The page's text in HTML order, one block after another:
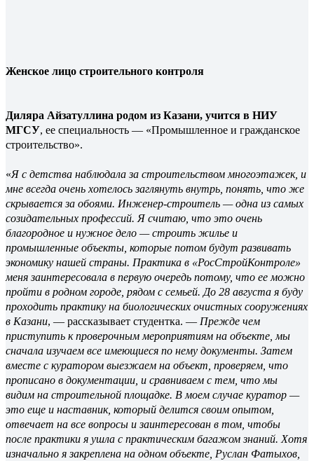
Женское лицо строительного контроля
Диляра Айзатуллина родом из Казани, учится в НИУ
МГСУ, ее специальность — «Промышленное и гражданское
строительство».
«Я с детства наблюдала за строительством многоэтажек, и
мне всегда очень хотелось заглянуть внутрь, понять, что же
скрывается за обоями. Инженер-строитель — одна из самых
созидательных профессий. Я считаю, что это очень
благородное и нужное дело — строить жилье и
промышленные объекты, которые потом будут развивать
экономику нашей страны. Практика в «РосСтройКонтроле»
меня заинтересовала в первую очередь потому, что ее можно
пройти в родном городе, рядом с семьей. До 28 августа я буду
проходить практику на биологических очистных сооружениях
в Казани, — рассказывает студентка. — Прежде чем
приступить к проверочным мероприятиям на объекте, мы
сначала изучаем все имеющиеся по нему документы. Затем
вместе с куратором выезжаем на объект, проверяем, что
прописано в документации, и сравниваем с тем, что мы
видим на строительной площадке. В моем случае куратор —
это еще и наставник, который делится своим опытом,
отвечает на все вопросы и заинтересован в том, чтобы
после практики я ушла с практическим багажом знаний. Хотя
изначально я закреплена на одном объекте, Руслан Фатыхов,